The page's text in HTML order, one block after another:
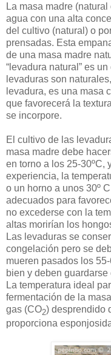
La masa madre
agua con una alta
del cultivo (natural) o
prensadas. Esta
de una masa madre
“levadura natural” es
levaduras son
levadura, es una masa
que favorecerá la
se incorpore.
El cultivo de las
masa madre debe
en torno a los 25-30ºC,
experiencia, la
o un horno a unos 30º
adecuados para
no excederse con la
altas morirían los
Las levaduras se
congelación pero se
mueren pasados los
bien y deben guardarse
La temperatura ideal
fermentación de la
gas (CO2) desprendido
proporciona